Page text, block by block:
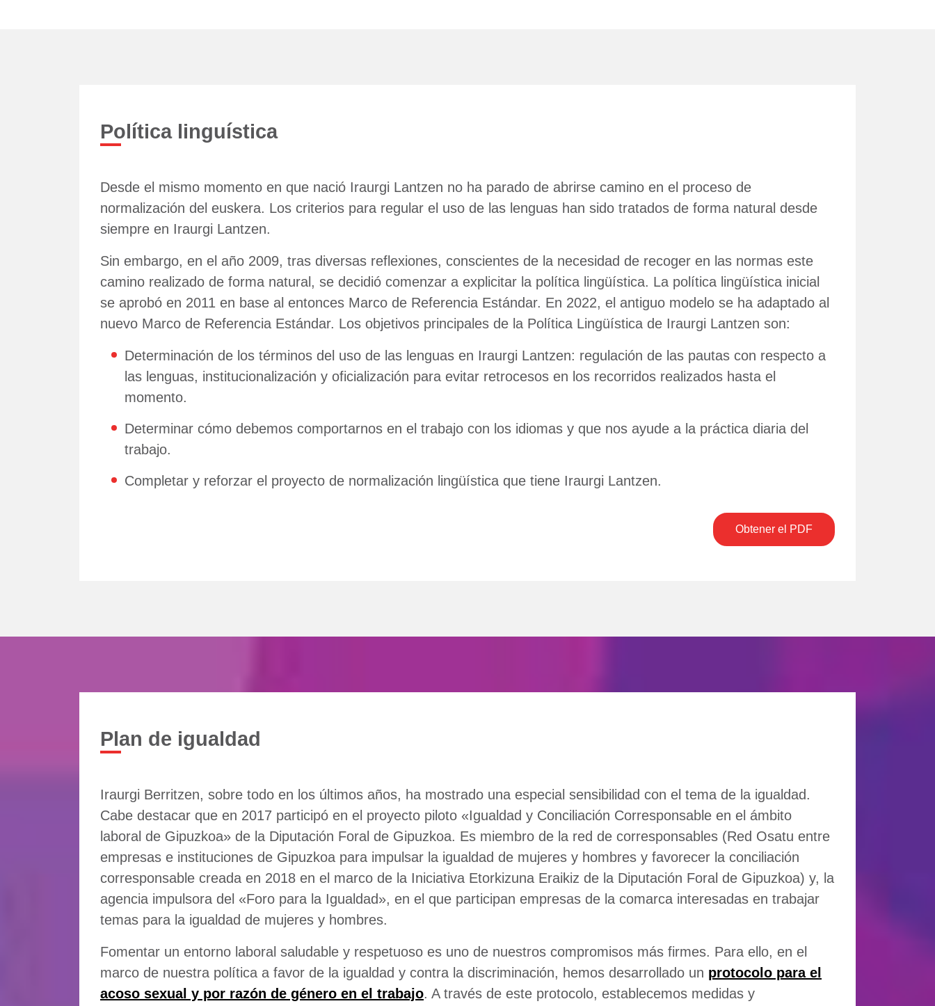
Política linguística
Desde el mismo momento en que nació Iraurgi Lantzen no ha parado de abrirse camino en el proceso de
normalización del euskera. Los criterios para regular el uso de las lenguas han sido tratados de forma natural desde
siempre en Iraurgi Lantzen.
Sin embargo, en el año 2009, tras diversas reflexiones, conscientes de la necesidad de recoger en las normas este
camino realizado de forma natural, se decidió comenzar a explicitar la política lingüística. La política lingüística inicial
se aprobó en 2011 en base al entonces Marco de Referencia Estándar. En 2022, el antiguo modelo se ha adaptado al
nuevo Marco de Referencia Estándar. Los objetivos principales de la Política Lingüística de Iraurgi Lantzen son:
Determinación de los términos del uso de las lenguas en Iraurgi Lantzen: regulación de las pautas con respecto a
las lenguas, institucionalización y oficialización para evitar retrocesos en los recorridos realizados hasta el
momento.
Determinar cómo debemos comportarnos en el trabajo con los idiomas y que nos ayude a la práctica diaria del
trabajo.
Completar y reforzar el proyecto de normalización lingüística que tiene Iraurgi Lantzen.
Obtener el PDF
Plan de igualdad
Iraurgi Berritzen, sobre todo en los últimos años, ha mostrado una especial sensibilidad con el tema de la igualdad.
Cabe destacar que en 2017 participó en el proyecto piloto «Igualdad y Conciliación Corresponsable en el ámbito
laboral de Gipuzkoa» de la Diputación Foral de Gipuzkoa. Es miembro de la red de corresponsables (Red Osatu entre
empresas e instituciones de Gipuzkoa para impulsar la igualdad de mujeres y hombres y favorecer la conciliación
corresponsable creada en 2018 en el marco de la Iniciativa Etorkizuna Eraikiz de la Diputación Foral de Gipuzkoa) y, la
agencia impulsora del «Foro para la Igualdad», en el que participan empresas de la comarca interesadas en trabajar
temas para la igualdad de mujeres y hombres.
Fomentar un entorno laboral saludable y respetuoso es uno de nuestros compromisos más firmes. Para ello, en el
marco de nuestra política a favor de la igualdad y contra la discriminación, hemos desarrollado un protocolo para el
acoso sexual y por razón de género en el trabajo. A través de este protocolo, establecemos medidas y